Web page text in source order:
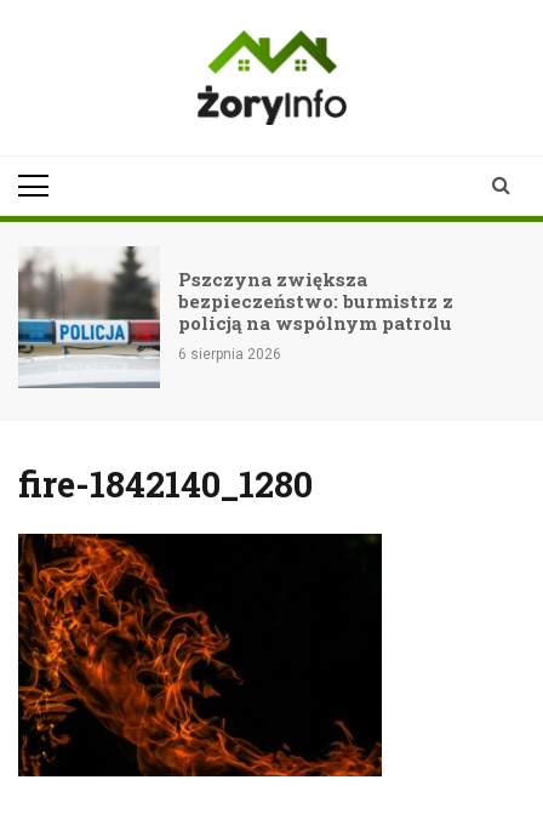
Pszczyna zwiększa
bezpieczeństwo: burmistrz z
policją na wspólnym patrolu
6 sierpnia 2026
fire-1842140_1280